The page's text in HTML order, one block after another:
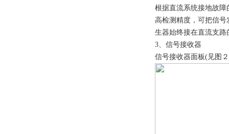
根据直流系统接地故
高检测精度，可把信
生器始终接在直流支
3、信号接收器
信号接收器面板(见图